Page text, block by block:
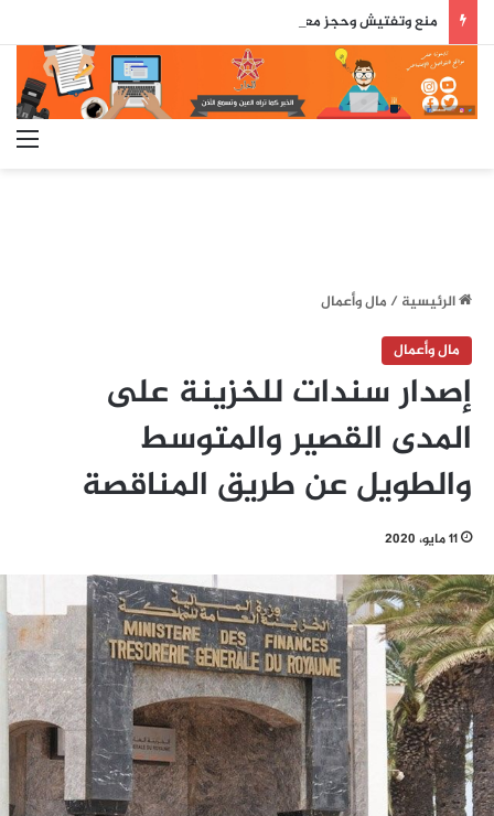
الرئيسية/مال وأعمال
مال وأعمال
إصدار سندات للخزينة على
المدى القصير والمتوسط
والطويل عن طريق المناقصة
11 مايو، 2020